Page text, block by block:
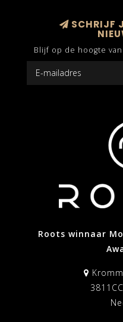
SCHRIJF
Blijf op de hoogte
Roots winnaar